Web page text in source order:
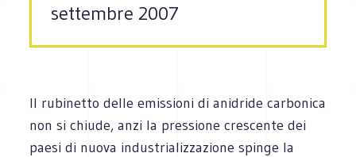
settembre 2007
Il rubinetto delle emissioni di anidride carbonica
non si chiude, anzi la pressione crescente dei
paesi di nuova industrializzazione spinge la